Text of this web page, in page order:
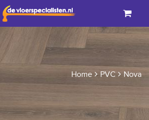
Home PVC Nova